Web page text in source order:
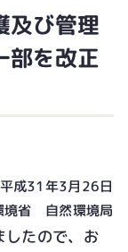
及び管理
部を改正
平成31年3月26日
境省 自然環境局
したので、お